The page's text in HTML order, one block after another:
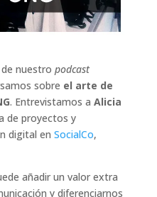
nuestro podcast
sobre el arte de
. Entrevistamos a Alicia
de proyectos y
digital en SocialCo,
añadir un valor extra
y diferenciarnos